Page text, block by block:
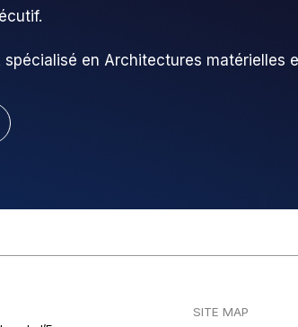
spécialisé en Architectures matérielles
SITE MAP